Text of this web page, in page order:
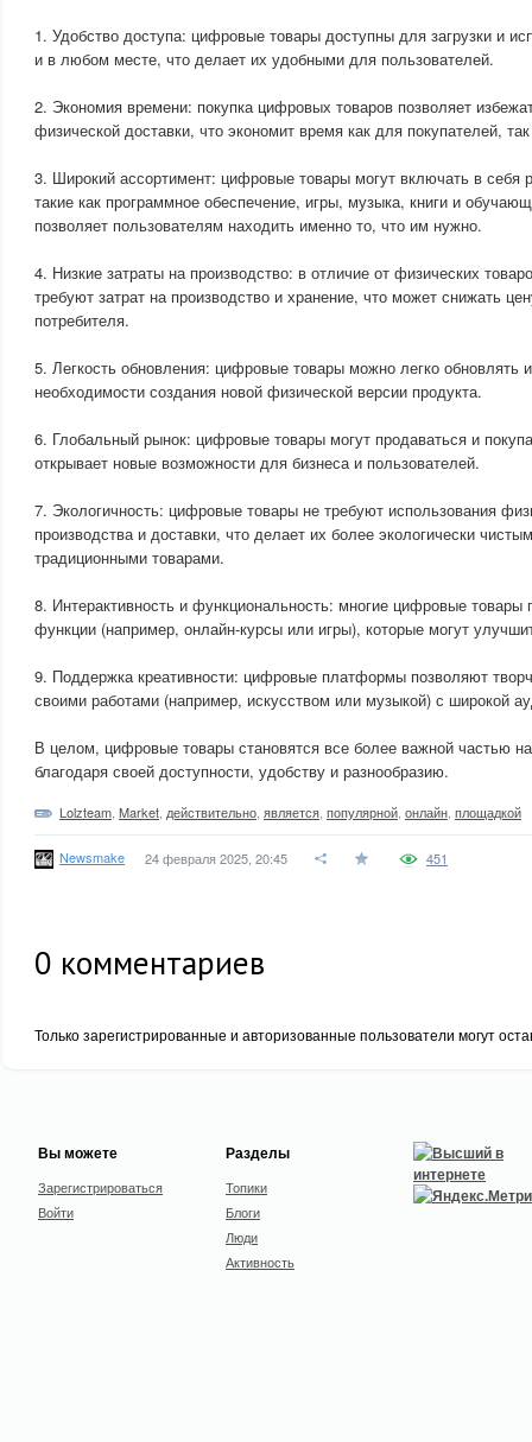
1. Удобство доступа: цифровые товары доступны для загрузки и
и в любом месте, что делает их удобными для пользователей.
2. Экономия времени: покупка цифровых товаров позволяет
физической доставки, что экономит время как для покупателей,
3. Широкий ассортимент: цифровые товары могут включать в себя
такие как программное обеспечение, игры, музыка, книги и
позволяет пользователям находить именно то, что им нужно.
4. Низкие затраты на производство: в отличие от физических
требуют затрат на производство и хранение, что может снижать
потребителя.
5. Легкость обновления: цифровые товары можно легко обновлять
необходимости создания новой физической версии продукта.
6. Глобальный рынок: цифровые товары могут продаваться и
открывает новые возможности для бизнеса и пользователей.
7. Экологичность: цифровые товары не требуют использования
производства и доставки, что делает их более экологически
традиционными товарами.
8. Интерактивность и функциональность: многие цифровые товары
функции (например, онлайн-курсы или игры), которые могут
9. Поддержка креативности: цифровые платформы позволяют
своими работами (например, искусством или музыкой) с широкой
В целом, цифровые товары становятся все более важной частью
благодаря своей доступности, удобству и разнообразию.
Lolzteam Market действительно является популярной онлайн площадкой
Newsmake 24 февраля 2025, 20:45 451
0 комментариев
Только зарегистрированные и авторизованные пользователи могут
Вы можете
Зарегистрироваться
Войти
Разделы
Топики
Блоги
Люди
Активность